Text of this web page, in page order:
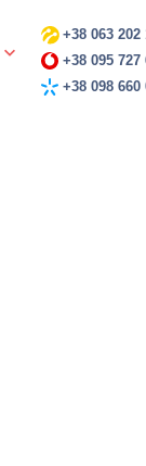
+38 063 202
+38 095 727
+38 098 660